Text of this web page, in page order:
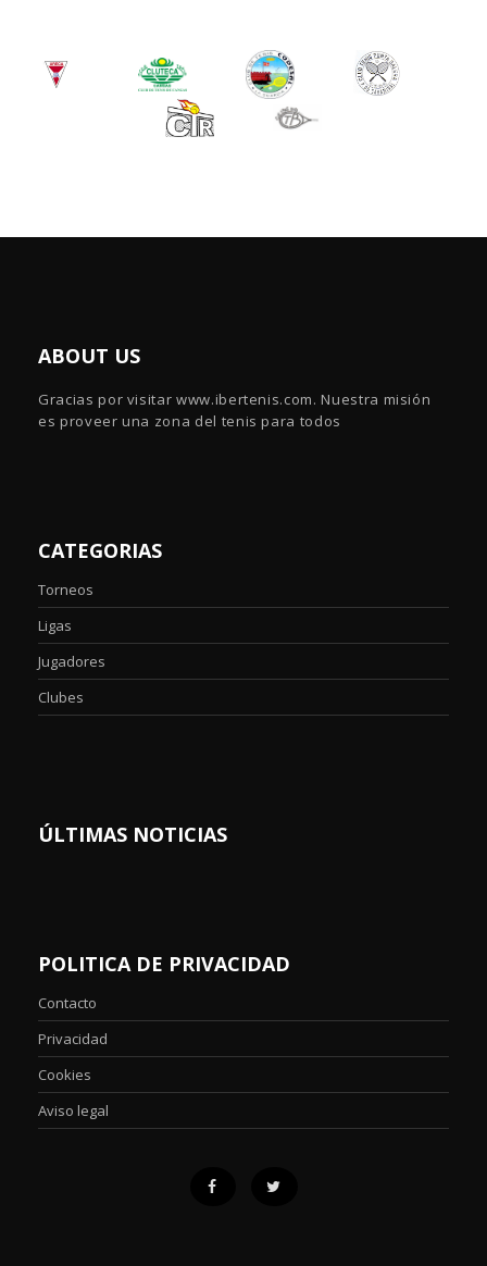
ABOUT US
Gracias por visitar www.ibertenis.com. Nuestra misión
es proveer una zona del tenis para todos
CATEGORIAS
Torneos
Ligas
Jugadores
Clubes
ÚLTIMAS NOTICIAS
POLITICA DE PRIVACIDAD
Contacto
Privacidad
Cookies
Aviso legal